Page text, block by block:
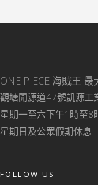
ONE PIECE 海賊王 最
觀塘開源道47號凱源工
星期一至六下午1時至8
星期日及公眾假期休息
FOLLOW US